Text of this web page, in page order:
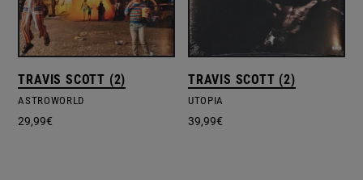
TRAVIS SCOTT (2)
ASTROWORLD
29,99€
TRAVIS SCOTT (2)
UTOPIA
39,99€